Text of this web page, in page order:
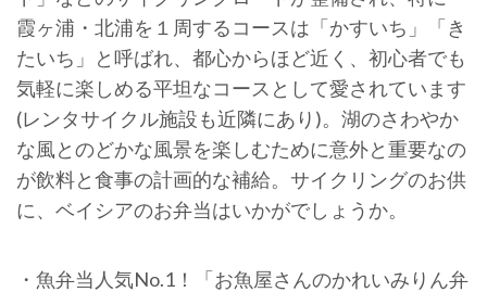
霞ヶ浦・北浦を１周するコースは「かすいち」「き
たいち」と呼ばれ、都心からほど近く、初心者でも
気軽に楽しめる平坦なコースとして愛されています
(レンタサイクル施設も近隣にあり)。湖のさわやか
な風とのどかな風景を楽しむために意外と重要なの
が飲料と食事の計画的な補給。サイクリングのお供
に、ベイシアのお弁当はいかがでしょうか。
・魚弁当人気No.1！「お魚屋さんのかれいみりん弁